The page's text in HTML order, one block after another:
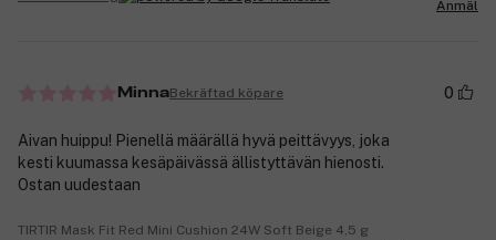
Anmäl
MinnaBekräftad köpare 0
Aivan huippu! Pienellä määrällä hyvä peittävyys, joka
kesti kuumassa kesäpäivässä ällistyttävän hienosti.
Ostan uudestaan
TIRTIR Mask Fit Red Mini Cushion 24W Soft Beige 4,5 g